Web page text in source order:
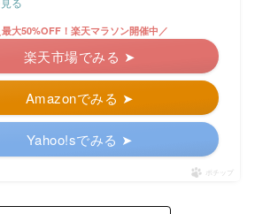
Amazonでみる ➤
最大50%OFF！楽天マラソン開催中／
楽天市場でみる ➤
Yahoo!sでみる ➤
ポチップ